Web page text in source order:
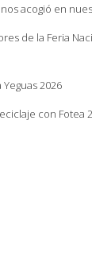
acogió en
de la Feria
2026
con Fotea